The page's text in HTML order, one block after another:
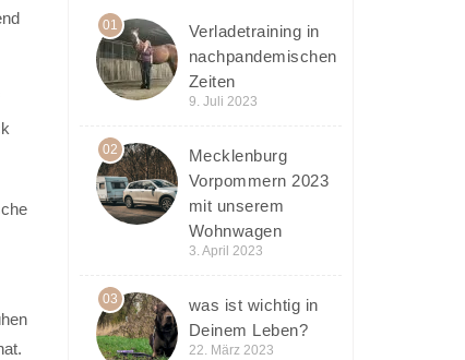
01
Verladetraining in
nachpandemischen
Zeiten
9. Juli 2023
02
Mecklenburg
Vorpommern 2023
mit unserem
Wohnwagen
3. April 2023
03
was ist wichtig in
Deinem Leben?
22. März 2023